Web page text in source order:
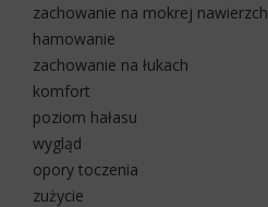
zachowanie na mokrej
hamowanie
zachowanie na łukach
komfort
poziom hałasu
wygląd
opory toczenia
zużycie